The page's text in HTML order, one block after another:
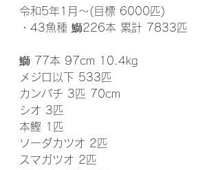
令和5年1月～(目標 6000匹)
・43魚種 鰤226本 累計 7833匹
鰤 77本 97cm 10.4kg
メジロ以下 533匹
カンパチ 3匹 70cm
シオ 3匹
本鰹 1匹
ソーダカツオ 2匹
スマガツオ 2匹